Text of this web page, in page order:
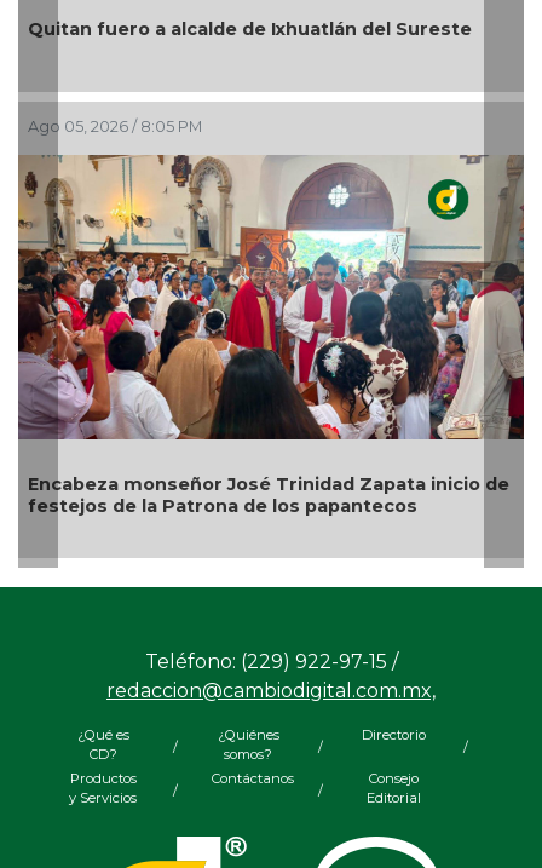
del Sureste
Zapata inicio de
En Rincón de la Marquesa hubo
por representar riesgos; no es tala
Ago 05, 2026 / 6:42 PM
Alcalde de Úrsulo Galván, Veracruz
Teléfono: (229) 922-97-15 /
redaccion@cambiodigital.com.mx,
¿Qué es
CD?
/
¿Quiénes
somos?
/
Directorio
/
Productos
y Servicios
/
Contáctanos
/
Consejo
Editorial